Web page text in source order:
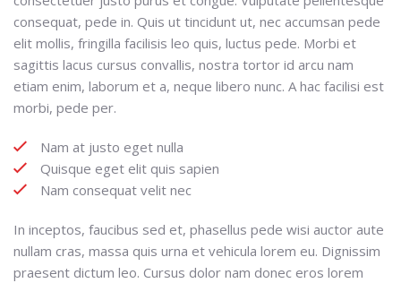
consequat, pede in. Quis ut tincidunt ut, nec accumsan pede
elit mollis, fringilla facilisis leo quis, luctus pede. Morbi et
sagittis lacus cursus convallis, nostra tortor id arcu nam
etiam enim, laborum et a, neque libero nunc. A hac facilisi est
morbi, pede per.
Nam at justo eget nulla
Quisque eget elit quis sapien
Nam consequat velit nec
In inceptos, faucibus sed et, phasellus pede wisi auctor aute
nullam cras, massa quis urna et vehicula lorem eu. Dignissim
praesent dictum leo. Cursus dolor nam donec eros lorem